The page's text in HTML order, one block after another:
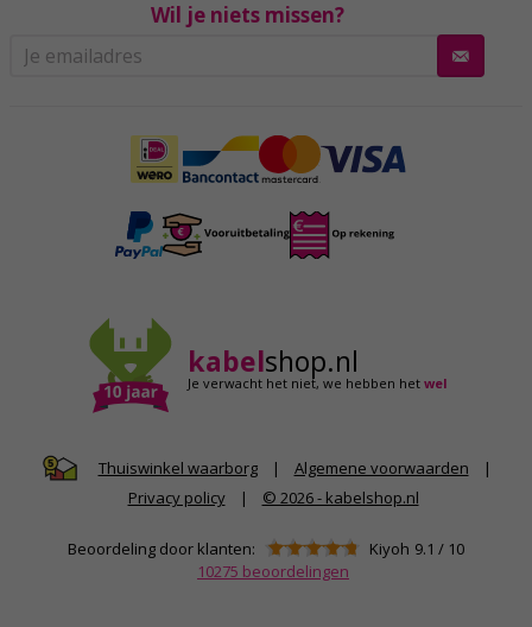
Wil je niets missen?
kabelshop.nl
Je verwacht het niet,we hebben hetwel
Thuiswinkel waarborg | Algemene voorwaarden
|
Privacy policy
| © 2026 - kabelshop.nl
Beoordeling door klanten: Kiyoh 9.1 / 10
10275 beoordelingen